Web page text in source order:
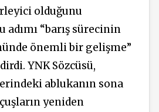
olduğunu
adımı “barış sürecinin
önemli bir gelişme”
YNK Sözcüsü,
ablukanın sona
yeniden